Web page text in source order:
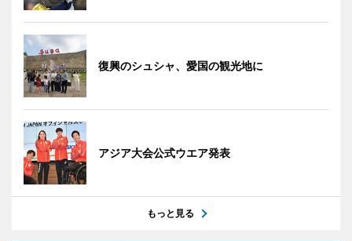
復興のシュシャ、愛国の観光地に
アジア大会公式ウエア発表
もっと見る